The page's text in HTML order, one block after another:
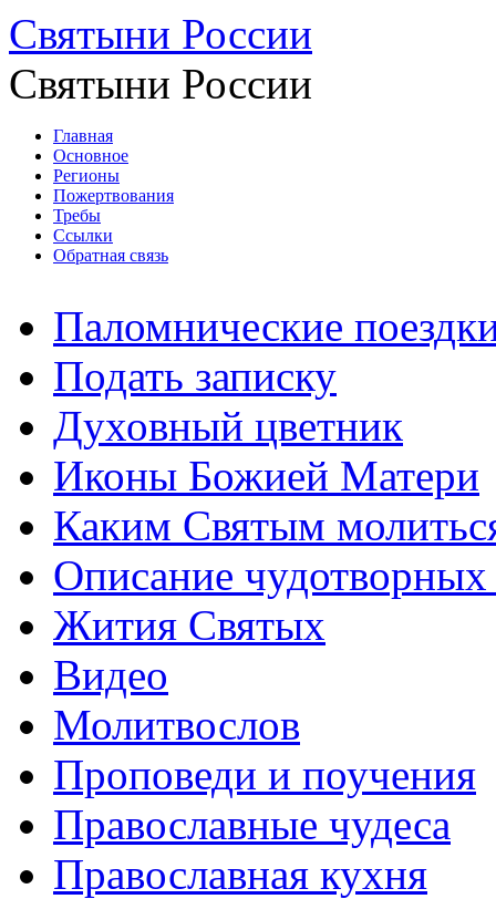
Святыни России
Святыни России
Главная
Основное
Регионы
Пожертвования
Требы
Ссылки
Обратная связь
Паломнические
Подать записку
Духовный цветник
Иконы Божией Матери
Каким Святым
Описание
Жития Святых
Видео
Молитвослов
Проповеди и поучения
Православные чудеса
Православная кухня